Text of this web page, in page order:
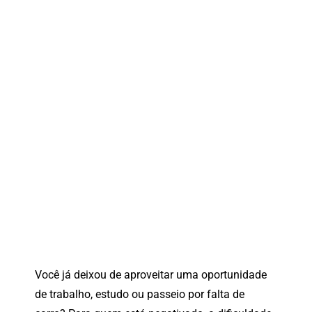
Você já deixou de aproveitar uma oportunidade
de trabalho, estudo ou passeio porfalta de